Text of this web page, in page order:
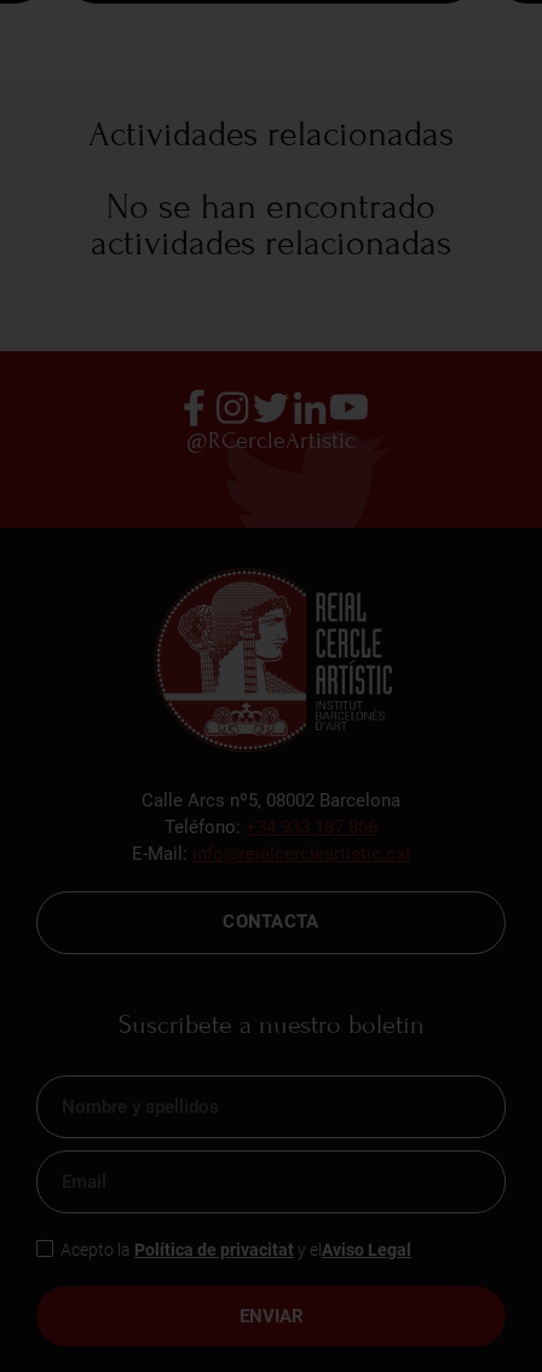
Actividades relacionadas
No se han encontrado
actividades relacionadas
@RCercleArtistic
Calle Arcs nº5, 08002 Barcelona
Teléfono: +34 933 187 866
E-Mail: info@reialcercleartistic.cat
CONTACTA
Suscríbete a nuestro boletín
ENVIAR
Acepto la Política de privacitat y el Aviso Legal